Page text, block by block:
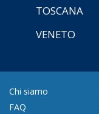
TOSCANA
VENETO
Chi siamo
FAQ